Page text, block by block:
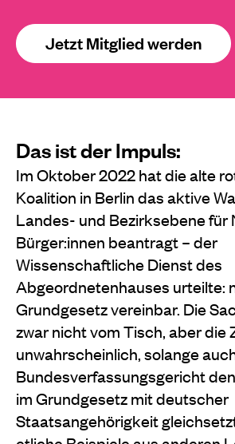
Jetzt Mitglied werden
Das ist der Impuls:
Im Oktober 2022 hat die alte
Koalition in Berlin das aktive
Landes- und Bezirksebene für
Bürger:innen beantragt – der
Wissenschaftliche Dienst des
Abgeordnetenhauses urteilte:
Grundgesetz vereinbar. Die
zwar nicht vom Tisch, aber die
unwahrscheinlich, solange
Bundesverfassungsgericht
im Grundgesetz mit deutscher
Staatsangehörigkeit